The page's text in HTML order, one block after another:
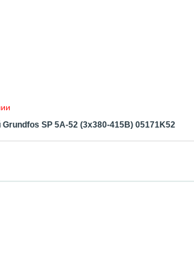
SP 5A-52 (3x380-415В) 05171K52